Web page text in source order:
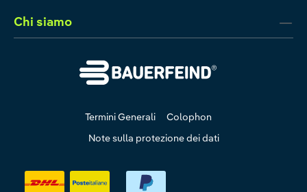
Chi siamo
Termini Generali
Colophon
Note sulla protezione dei dati